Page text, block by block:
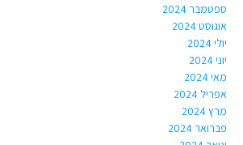
ספטמבר 2024
אוגוסט 2024
יולי 2024
יוני 2024
מאי 2024
אפריל 2024
מרץ 2024
פברואר 2024